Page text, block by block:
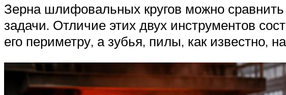
Зерна шлифовальных кругов можно
задачи. Отличие этих двух инструментов
его периметру, а зубья, пилы, как известно,